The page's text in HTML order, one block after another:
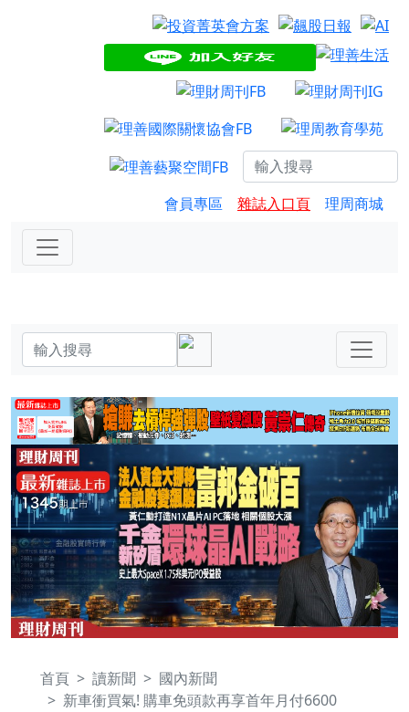
會員專區 雜誌入口頁 理周商城
首頁 讀新聞
國內新聞
新車衝買氣! 購車免頭款再享首年月付6600